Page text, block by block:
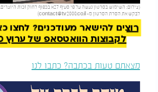
Video
(צילום: השימוש בסרטון נעשה על פי סעיף 27א
לבקש את הסרת הסרטון מ- contact@tv2000.co.il
)
רוצים להישאר מעודכנים? לחצו
לקבוצות הוואטסאפ של ערוץ 2000 >>>
מצאתם טעות בכתבה? כתבו לנו